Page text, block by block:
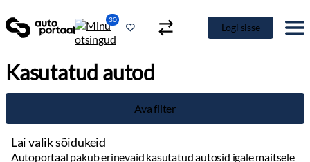
30
Logi sisse
Kasutatud autod
Ava filter
maasturiteni. Meie portaalist leiate alati midagi sobivat,